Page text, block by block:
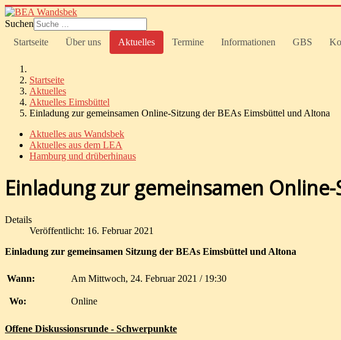
Suchen
Startseite
Über uns Aktuelles Termine Informationen GBS
Startseite
Aktuelles
Aktuelles Eimsbüttel
Einladung zur gemeinsamen Online-Sitzung der BEAs Eimsbüttel und Altona
Aktuelles aus Wandsbek
Aktuelles aus dem LEA
Hamburg und drüberhinaus
Einladung zur gemeinsamen
Details
Veröffentlicht: 16. Februar 2021
Einladung zur gemeinsamen Sitzung der BEAs Eimsbüttel und Altona
Wann: Am Mittwoch, 24. Februar 2021 / 19:30
Wo: Online
Offene Diskussionsrunde - Schwerpunkte